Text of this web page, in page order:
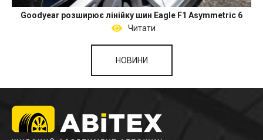
Goodyear розширює лінійку шин Eagle F1 Asymmetric 6
Читати
НОВИНИ